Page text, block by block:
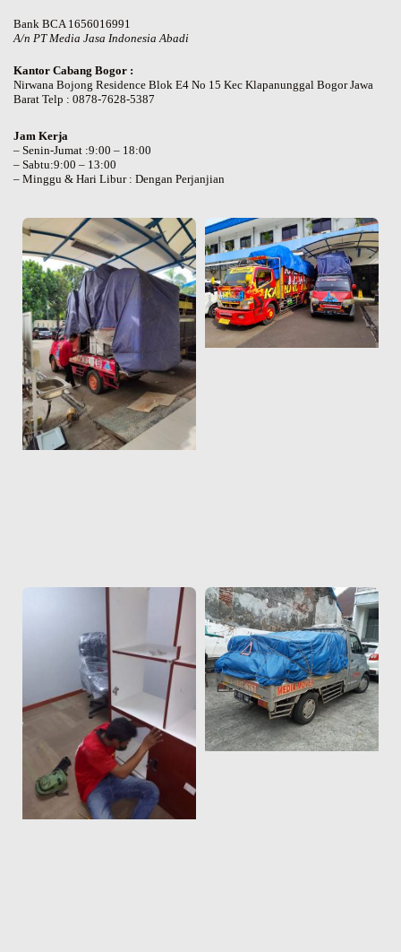
Bank BCA 1656016991
A/n PT Media Jasa Indonesia Abadi
Kantor Cabang Bogor :
Nirwana Bojong Residence Blok E4 No 15 Kec Klapanunggal Bogor Jawa
Barat Telp : 0878-7628-5387
Jam Kerja
– Senin-Jumat :9:00 – 18:00
– Sabtu:9:00 – 13:00
– Minggu & Hari Libur : Dengan Perjanjian